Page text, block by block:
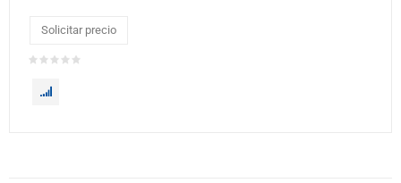
Solicitar precio